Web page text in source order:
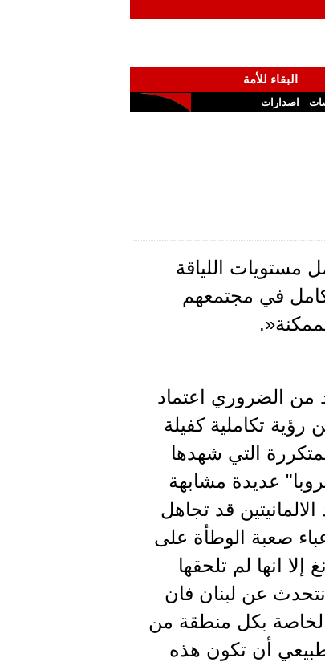
البقاء للأمة
اصدارات
مستويات اللياقة
في مجتمعهم
من الضروري اعتماد
رؤية تكاملية كفيلة
التي شهدها
عديدة مشابهة
قد تجاهل
صعبة الوطأة على
انها لم تلحقها
نتحدث عن لبنان فان
بكل منطقة من
أن تكون هذه